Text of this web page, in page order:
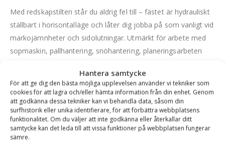
Hantera samtycke
För att ge dig den bästa möjliga upplevelsen använder vi tekniker som
cookies för att lagra och/eller hämta information från din enhet. Genom
att godkänna dessa tekniker kan vi behandla data, såsom din
surfhistorik eller unika identifierare, för att förbättra webbplatsens
funktionalitet. Om du väljer att inte godkänna eller återkallar ditt
samtycke kan det leda till att vissa funktioner på webbplatsen fungerar
sämre.
Med redskapstilten står du aldrig fel till – fästet är hydrauliskt
ställbart i horisontalläge och låter dig jobba på som vanligt vid
markojämnheter och sidolutningar. Utmärkt för arbete med
sopmaskin, pallhantering, snöhantering, planeringsarbeten
Direktinfästad redskapstilt levereras som standard med 2
hydraulslangar och man kopplar maskinens egen låskrets till
redskapslåset på tilten.
FÖRDELAR